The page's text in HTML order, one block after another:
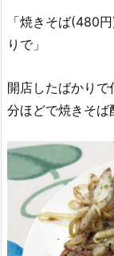
「焼きそば(480
りで」
開店したばかり
分ほどで焼きそば